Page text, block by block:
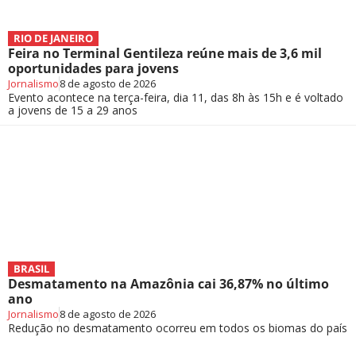
RIO DE JANEIRO
Feira no Terminal Gentileza reúne mais de 3,6 mil
oportunidades para jovens
Jornalismo8 de agosto de 2026
Evento acontece na terça-feira, dia 11, das 8h às 15h e é voltado
a jovens de 15 a 29 anos
BRASIL
Desmatamento na Amazônia cai 36,87% no último
ano
Jornalismo8 de agosto de 2026
Redução no desmatamento ocorreu em todos os biomas do país